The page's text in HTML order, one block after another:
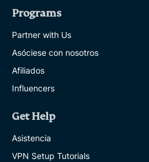
Programs
Partner with Us
Asóciese con nosotros
Afiliados
Influencers
Get Help
Asistencia
VPN Setup Tutorials